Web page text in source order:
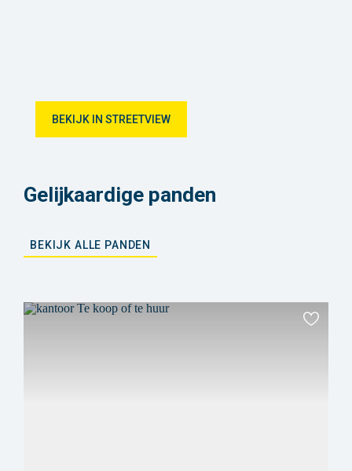
BEKIJK IN STREETVIEW
Gelijkaardige panden
BEKIJK ALLE PANDEN